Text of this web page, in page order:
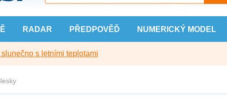
RADAR PŘEDPOVĚĎ NUMERICKÝ MODEL
slunečno s letními teplotami